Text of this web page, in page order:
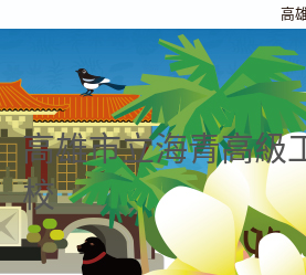
高
高雄市立海青高級
校